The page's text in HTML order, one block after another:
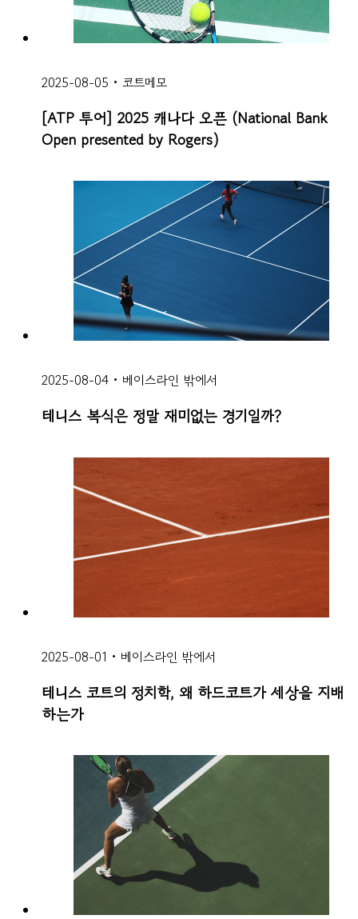
2025-08-05 • 코트메모
[ATP 투어] 2025 캐나다 오픈 (National Bank
Open presented by Rogers)
2025-08-04 • 베이스라인 밖에서
테니스 복식은 정말 재미없는 경기일까?
2025-08-01 • 베이스라인 밖에서
테니스 코트의 정치학, 왜 하드코트가 세상을 지배
하는가